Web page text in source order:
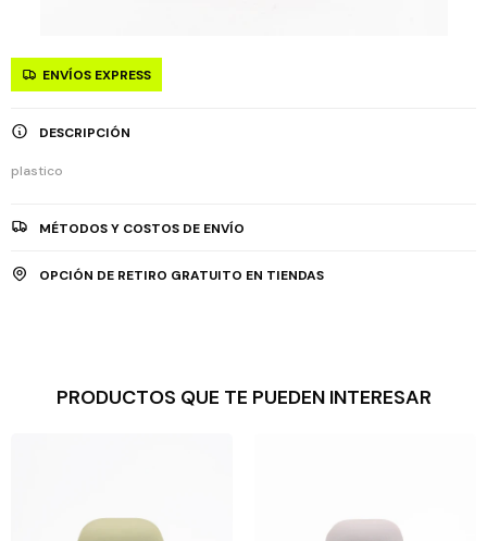
ENVÍOS EXPRESS
DESCRIPCIÓN
plastico
MÉTODOS Y COSTOS DE ENVÍO
OPCIÓN DE RETIRO GRATUITO EN TIENDAS
PRODUCTOS QUE TE PUEDEN INTERESAR